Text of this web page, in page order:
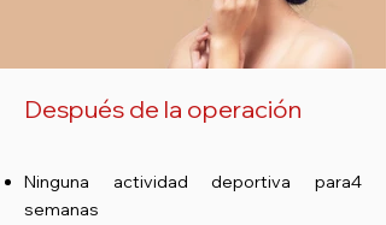
Después de la operación
Ninguna actividad deportiva para4
semanas